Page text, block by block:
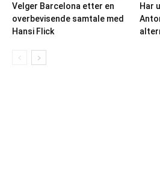
Velger Barcelona etter en
overbevisende samtale med
Hansi Flick
Har